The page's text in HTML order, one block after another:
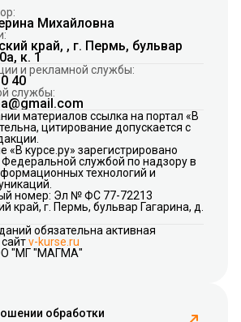
Михайловна
край, , г. Пермь, бульвар
к. 1
и рекламной службы:
40
службы:
материалов ссылка на портал «В
цитирование допускается с
«В курсе.ру» зарегистрировано
Федеральной службой по надзору в
технологий и
номер: Эл № ФС 77-72213
край, г. Пермь, бульвар Гагарина, д.
обязательна активная
v-kurse.ru
"МГ "МАГМА"
обработки